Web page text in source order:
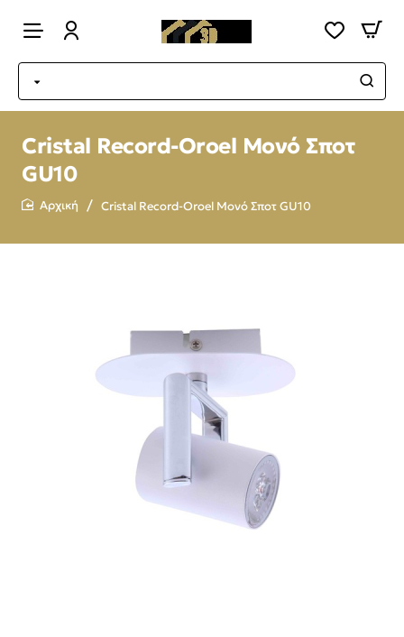
Cristal Record-Oroel Μονό Σποτ
GU10
Cristal Record-Oroel Μονό Σποτ GU10